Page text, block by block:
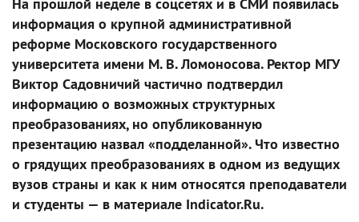
информация о крупной административной
реформе Московского государственного
университета имени М. В. Ломоносова. Ректор МГУ
Виктор Садовничий частично подтвердил
информацию о возможных структурных
преобразованиях, но опубликованную
презентацию назвал «подделанной». Что известно
о грядущих преобразованиях в одном из ведущих
вузов страны и как к ним относятся преподаватели
и студенты — в материале Indicator.Ru.